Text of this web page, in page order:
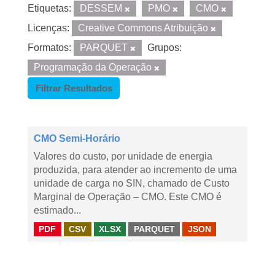
Etiquetas: DESSEM PMO
CMO
Licenças:
Creative Commons Atribuição
Formatos:
PARQUET
Grupos:
Programação da Operação
Filtrar Resultados
CMO Semi-Horário
Valores do custo, por unidade de energia
produzida, para atender ao incremento de uma
unidade de carga no SIN, chamado de Custo
Marginal de Operação – CMO. Este CMO é
estimado...
PDF CSV XLSX PARQUET JSON